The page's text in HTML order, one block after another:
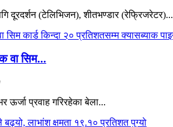
दूरदर्शन (टेलिभिजन), शीतभण्डार (रेफ्रिजरेटर)...
वा सिम...
प्रवाह गरिरहेका बेला...